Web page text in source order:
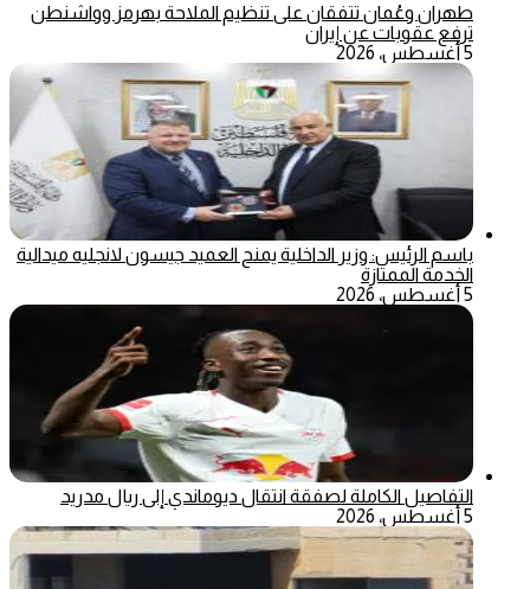
طهران وعُمان تتفقان على تنظيم الملاحة بهرمز وواشنطن
ترفع عقوبات عن إيران
5 أغسطس، 2026
باسم الرئيس: وزير الداخلية يمنح العميد جيسون لانجليه ميدالية
الخدمة الممتازة
5 أغسطس، 2026
التفاصيل الكاملة لصفقة انتقال ديوماندي إلى ريال مدريد
5 أغسطس، 2026